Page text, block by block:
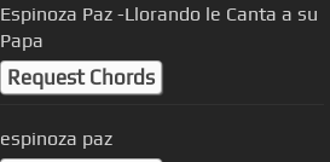
Espinoza Paz -Llorando le Canta a su
Papa
Request Chords
espinoza paz